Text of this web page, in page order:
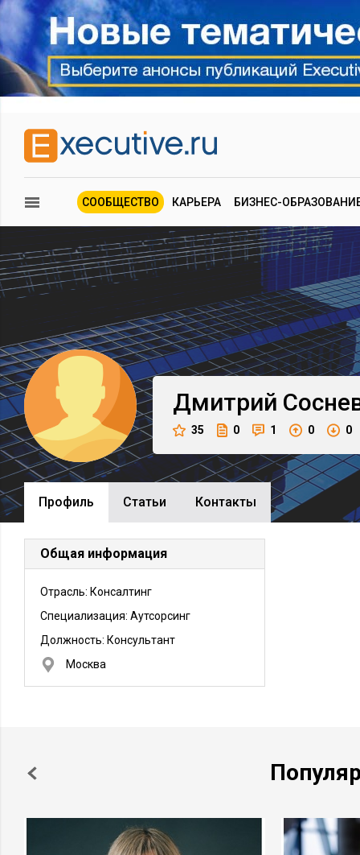
СООБЩЕСТВО КАРЬЕРА БИЗНЕС-
Дмитрий
35 0 1 0 0
Профиль Cтатьи Контакты
Общая информация
Отрасль: Консалтинг
Специализация: Аутсорсинг
Должность: Консультант
Москва